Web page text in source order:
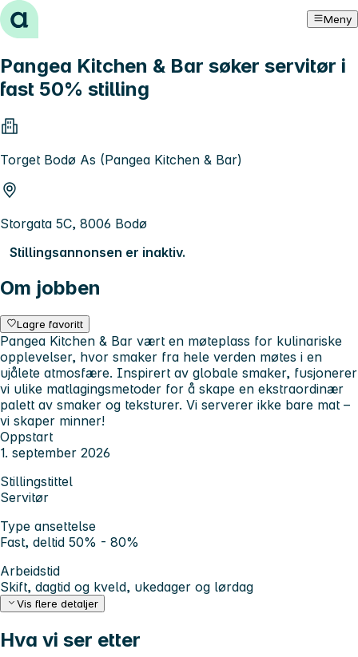
Hopp til innhold Meny
Pangea Kitchen & Bar søker servitør i
fast 50% stilling
Torget Bodø As (Pangea Kitchen & Bar)
Storgata 5C, 8006 Bodø
Stillingsannonsen er inaktiv.
Om jobben
Lagre favoritt
Pangea Kitchen & Bar vært en møteplass for kulinariske
opplevelser, hvor smaker fra hele verden møtes i en
ujålete atmosfære. Inspirert av globale smaker, fusjonerer
vi ulike matlagingsmetoder for å skape en ekstraordinær
palett av smaker og teksturer. Vi serverer ikke bare mat –
vi skaper minner!
Oppstart
1. september 2026
Stillingstittel
Servitør
Type ansettelse
Fast, deltid 50% - 80%
Arbeidstid
Skift, dagtid og kveld, ukedager og lørdag
Vis flere detaljer
Hva vi ser etter